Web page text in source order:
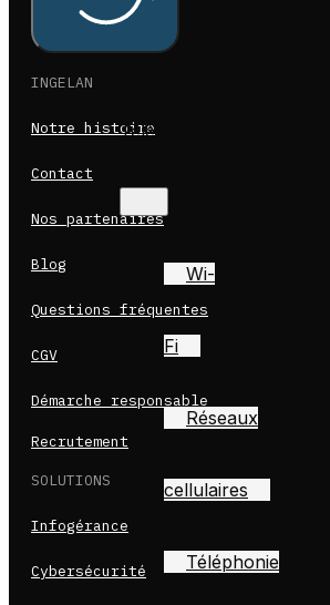
Télécom
Wi-
Fi
Réseaux
cellulaires
Téléphonie
INGELAN
Notre histoire
Contact
Nos partenaires
Blog
Questions fréquentes
CGV
Démarche responsable
Recrutement
SOLUTIONS
Infogérance
Cybersécurité